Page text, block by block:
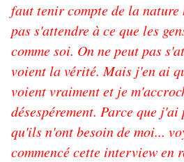
faut tenir compte de la nature
pas s'attendre à ce que les
comme soi. On ne peut pas
voient la vérité. Mais j'en ai
voient vraiment et je
désespérement. Parce que
qu'ils n'ont besoin de moi...
commencé cette interview en